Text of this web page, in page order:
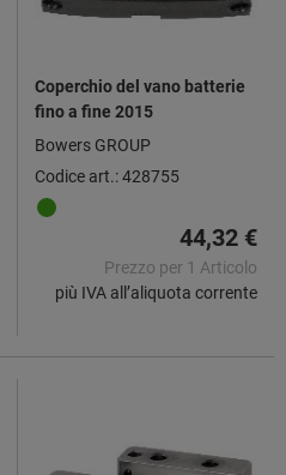
Coperchio del vano batterie
fino a fine 2015
Bowers GROUP
Codice art.: 428755
44,32 €
Prezzo per 1 Articolo
più IVA all’aliquota corrente